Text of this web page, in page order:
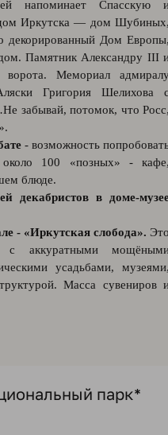
напоминает Спасскую
Иркутска — дом
декорированный Дом
Памятник Александру III
ворота. Мемориал
Григория Шелихова
забывай, потомок, что
- возможность
100 «позных» -
блюде.
декабристов в доме-
- «Иркутская слобода».
с аккуратными
усадьбами,
Масса сувениров
парк*